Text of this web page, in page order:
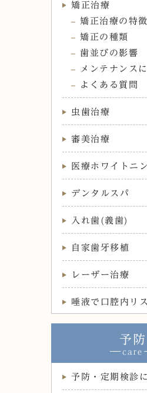
矯正治療
矯正治療の特徴
矯正の種類
歯並びの影響
メンテナンス
よくある質問
虫歯治療
審美治療
医療ホワイトニ
デンタルスパ
入れ歯(義歯)
自家歯牙移植
レーザー治療
唾液で口腔内リ
予防
予防・定期検診